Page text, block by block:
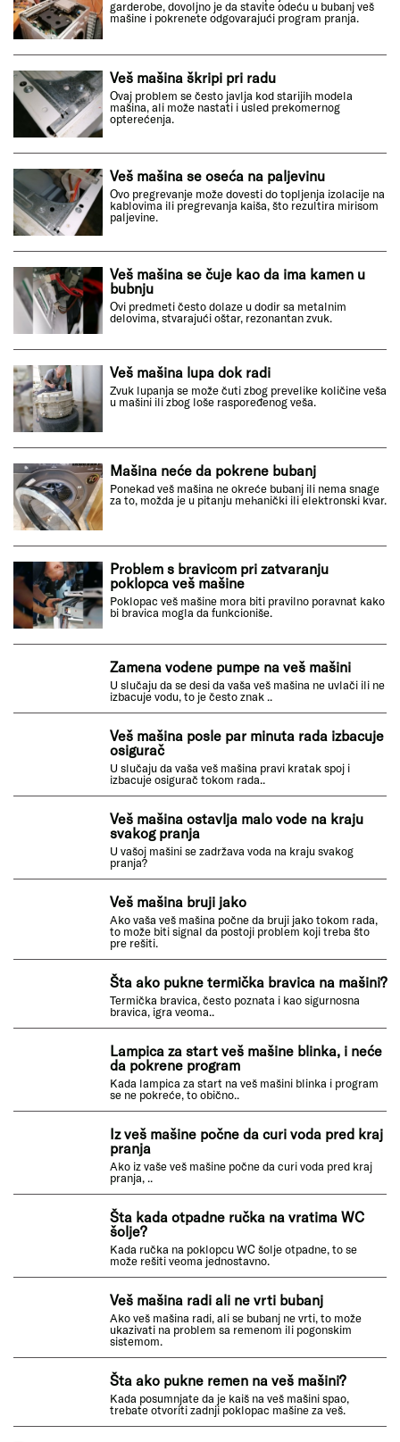
garderobe, dovoljno je da stavite odeću u bubanj veš
mašine i pokrenete odgovarajući program pranja.
Veš mašina škripi pri radu
Ovaj problem se često javlja kod starijih modela
mašina, ali može nastati i usled prekomernog
opterećenja.
Veš mašina se oseća na paljevinu
Ovo pregrevanje može dovesti do topljenja izolacije na
kablovima ili pregrevanja kaiša, što rezultira mirisom
paljevine.
Veš mašina se čuje kao da ima kamen u
bubnju
Ovi predmeti često dolaze u dodir sa metalnim
delovima, stvarajući oštar, rezonantan zvuk.
Veš mašina lupa dok radi
Zvuk lupanja se može čuti zbog prevelike količine veša
u mašini ili zbog loše raspoređenog veša.
Mašina neće da pokrene bubanj
Ponekad veš mašina ne okreće bubanj ili nema snage
za to, možda je u pitanju mehanički ili elektronski kvar.
Problem s bravicom pri zatvaranju
poklopca veš mašine
Poklopac veš mašine mora biti pravilno poravnat kako
bi bravica mogla da funkcioniše.
Zamena vodene pumpe na veš mašini
U slučaju da se desi da vaša veš mašina ne uvlači ili ne
izbacuje vodu, to je često znak ..
Veš mašina posle par minuta rada izbacuje
osigurač
U slučaju da vaša veš mašina pravi kratak spoj i
Veš mašina ostavlja malo vode na kraju
svakog pranja
U vašoj mašini se zadržava voda na kraju svakog
pranja?
Veš mašina bruji jako
Ako vaša veš mašina počne da bruji jako tokom rada,
to može biti signal da postoji problem koji treba što
pre rešiti.
Šta ako pukne termička bravica na mašini?
Termička bravica, često poznata i kao sigurnosna
bravica, igra veoma..
Lampica za start veš mašine blinka, i neće
da pokrene program
Kada lampica za start na veš mašini blinka i program
Iz veš mašine počne da curi voda pred kraj
pranja
pranja, ..
Šta kada otpadne ručka na vratima WC
šolje?
Kada ručka na poklopcu WC šolje otpadne, to se
može rešiti veoma jednostavno.